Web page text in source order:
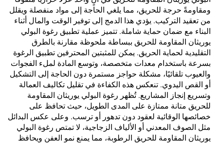
ومقاومةً حرجة للحريق، مما يلغي الحاجة إلى مواد منفصلة ويقلل
من تعقيد التركيب. يؤدي هذا الدمج إلى توفير الوقت والمال أثناء
البناء مع ضمان حماية شاملة. تتميز عملية تطبيق رغوة البولي
يوريثان المقاومة للحريق ببساطة ملحوظة مقارنة بالطرق
التقليدية لحماية الحريق. يمكن للمثبتين المحترفين تطبيق الرغوة
بسرعة باستخدام معدات متخصصة، وتوسع المادة لملء الفجوات
والعيوب تلقائيًا، مشكلة حواجز مستمرة دون الحاجة إلى التشكيل
أو القص اليدوي. تنعكس هذه الكفاءة في تقليل تكاليف العمالة
وتسريع إنجاز المشاريع. تُظهر رغوة البولي يوريثان المقاومة
للحريق متانة ممتازة على المدى الطويل، حيث تحافظ على
خصائصها الوقائية لعقود دون تدهور أو ترسب. وعلى عكس البدائل
مثل الصوف المعدني أو الألياف الزجاجية، لا تمتص رغوة البولي
يوريثان المقاومة للحريق الرطوبة، مما يمنع نمو العفن ويحافظ